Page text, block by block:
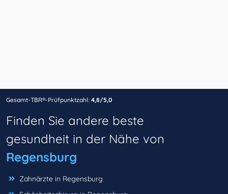
Gesamt-TBR®-Prüfpunktzahl: 4,8/5,0
Finden Sie andere beste
gesundheit in der Nähe von
Regensburg
Zahnärzte in Regensburg